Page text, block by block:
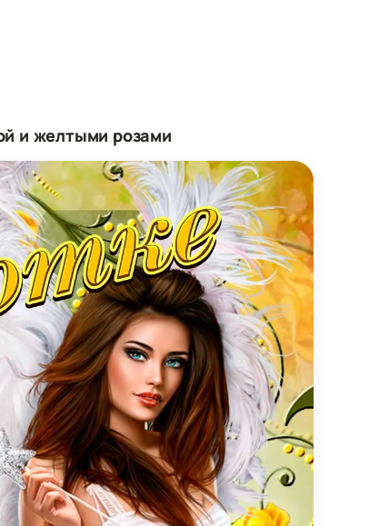
и желтыми розами